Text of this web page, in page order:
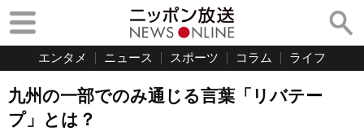
エンタメ ニュース スポーツ コラム ライフ
九州の一部でのみ通じる言葉「リバテー
プ」とは？